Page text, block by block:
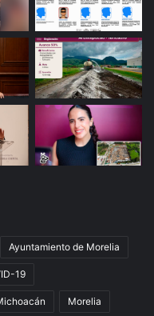
Ayuntamiento de Morelia
19
Morelia